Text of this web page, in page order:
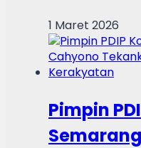
1 Maret 2026
Pimpin